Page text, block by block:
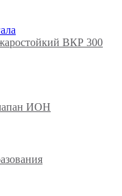
ВКР 300
ИОН